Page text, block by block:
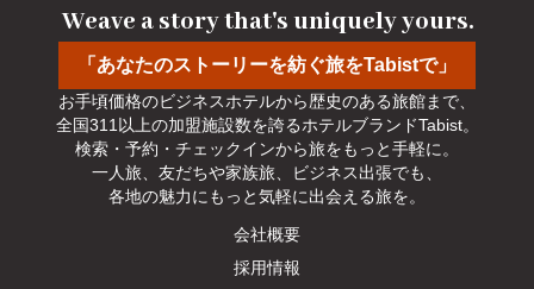
「あなたのストーリーを紡ぐ旅をTabistで」
Weave a story that's uniquely yours.
お手頃価格のビジネスホテルから歴史のある旅館まで、
全国311以上の加盟施設数を誇るホテルブランドTabist。
検索・予約・チェックインから旅をもっと手軽に。
一人旅、友だちや家族旅、ビジネス出張でも、
各地の魅力にもっと気軽に出会える旅を。
会社概要
採用情報